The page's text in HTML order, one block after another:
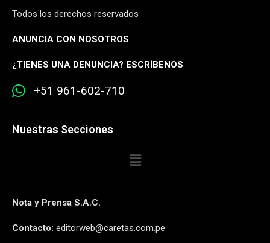
Todos los derechos reservados
ANUNCIA CON NOSOTROS
¿TIENES UNA DENUNCIA? ESCRÍBENOS
+51 961-602-710
Nuestras Secciones
Nota y Prensa S.A.C.
Contacto: editorweb@caretas.com.pe